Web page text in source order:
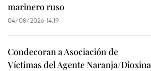
marinero ruso
04/08/2026 14:19
Condecoran a Asociación de
Víctimas del Agente Naranja/Dioxina